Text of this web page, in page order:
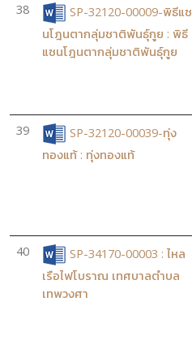
38
SP-32120-00009-พิธีแซ
นโฎนตากลุ่มชาติพันธุ์กูย : พิธี
แซนโฎนตากลุ่มชาติพันธุ์กูย
39
SP-32120-00039-ทุ่ง
ทองแท้ : ทุ่งทองแท้
40
SP-34170-00003 : ไหล
เรือไฟโบราณ เทศบาลตำบล
เทพวงศา